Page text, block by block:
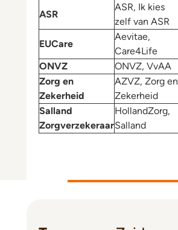
ASR
ASR, Ik kies
zelf van ASR
EUCare
Aevitae,
Care4Life
ONVZ
ONVZ, VvAA
Zorg en
Zekerheid
AZVZ, Zorg en
Zekerheid
Salland
Zorgverzekeraar
HollandZorg,
Salland